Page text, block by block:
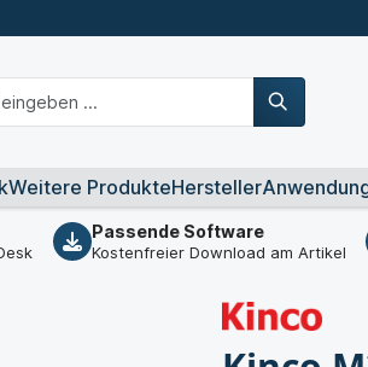
Weitere ProdukteHersteller
Passende Software
Kostenfreier Download am Artikel